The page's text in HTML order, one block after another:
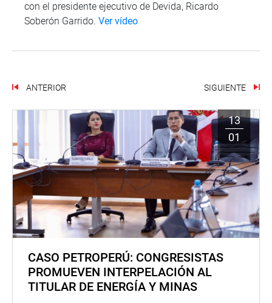
con el presidente ejecutivo de Devida, Ricardo
Soberón Garrido. Ver vídeo
ANTERIOR SIGUIENTE
13
01
CASO PETROPERÚ: CONGRESISTAS
PROMUEVEN INTERPELACIÓN AL
TITULAR DE ENERGÍA Y MINAS